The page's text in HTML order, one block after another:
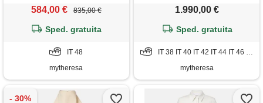
584,00 € 835,00 €
Sped. gratuita
IT 48
mytheresa
1.990,00 €
Sped. gratuita
IT 38 IT 40 IT 42 IT 44 IT 46 IT 48 IT 50
mytheresa